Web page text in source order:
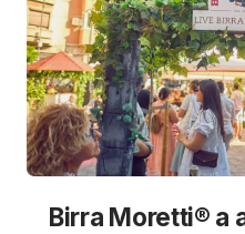
Birra Moretti® a